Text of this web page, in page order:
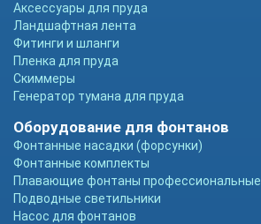
Аксессуары для пруда
Ландшафтная лента
Фитинги и шланги
Пленка для пруда
Скиммеры
Генератор тумана для пруда
Оборудование для фонтанов
Фонтанные насадки (форсунки)
Фонтанные комплекты
Плавающие фонтаны профессиональные
Подводные светильники
Насос для фонтанов